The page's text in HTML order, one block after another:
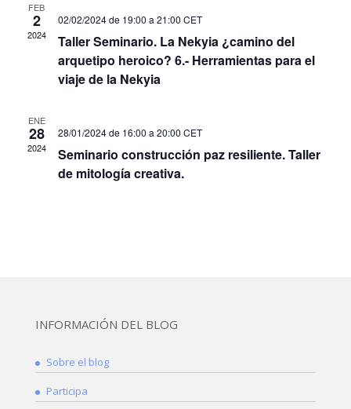
FEB
2
2024
02/02/2024 de 19:00 a 21:00 CET
Taller Seminario. La Nekyia ¿camino del
arquetipo heroico? 6.- Herramientas para el
viaje de la Nekyia
ENE
28
2024
28/01/2024 de 16:00 a 20:00 CET
Seminario construcción paz resiliente. Taller
de mitología creativa.
INFORMACIÓN DEL BLOG
Sobre el blog
Participa